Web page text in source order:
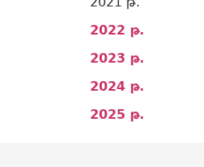
2022 թ․
2023 թ․
2024 թ․
2025 թ․